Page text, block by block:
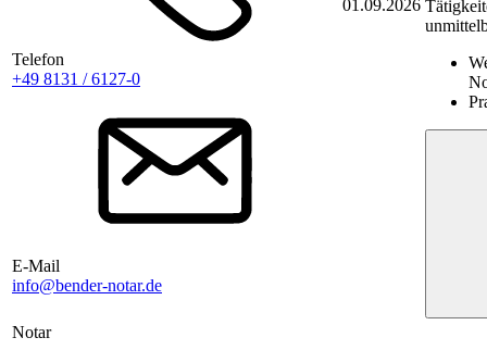
Telefon
+49 8131 / 6127-0
E-Mail
info@bender-notar.de
01.09.2026
Notar